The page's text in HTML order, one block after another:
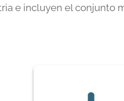
e incluyen el conjunto